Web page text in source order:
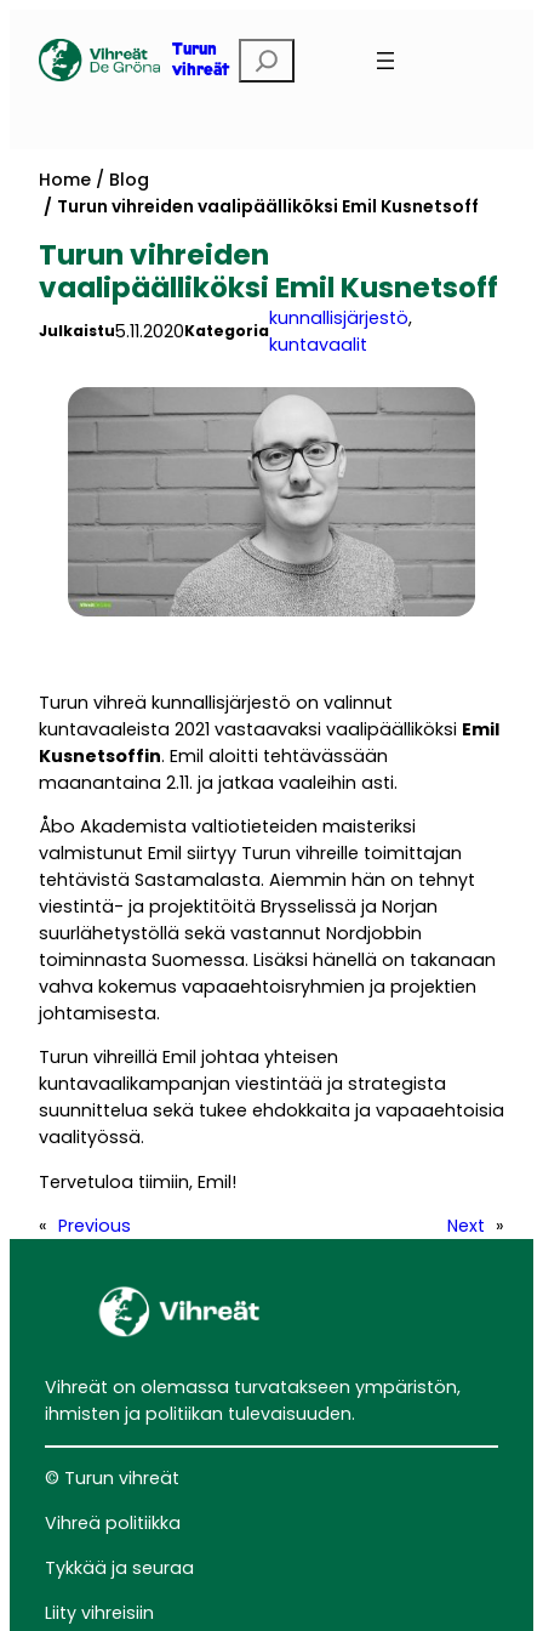
content
Turun
vihreät
Etsi
Home
Blog
Turun vihreiden vaalipäälliköksi Emil Kusnetsoff
Turun vihreiden
vaalipäälliköksi Emil Kusnetsoff
Julkaistu5.11.2020Kategoria
kunnallisjärjestö
kuntavaalit
Turun vihreä kunnallisjärjestö on valinnut
kuntavaaleista 2021 vastaavaksi vaalipäälliköksi Emil
Kusnetsoffin. Emil aloitti tehtävässään
maanantaina 2.11. ja jatkaa vaaleihin asti.
Åbo Akademista valtiotieteiden maisteriksi
valmistunut Emil siirtyy Turun vihreille toimittajan
tehtävistä Sastamalasta. Aiemmin hän on tehnyt
viestintä- ja projektitöitä Brysselissä ja Norjan
suurlähetystöllä sekä vastannut Nordjobbin
toiminnasta Suomessa. Lisäksi hänellä on takanaan
vahva kokemus vapaaehtoisryhmien ja projektien
johtamisesta.
Turun vihreillä Emil johtaa yhteisen
kuntavaalikampanjan viestintää ja strategista
suunnittelua sekä tukee ehdokkaita ja vapaaehtoisia
vaalityössä.
Tervetuloa tiimiin, Emil!
« Previous Next »
Vihreät on olemassa turvatakseen ympäristön,
ihmisten ja politiikan tulevaisuuden.
© Turun vihreät
Vihreä politiikka
Tykkää ja seuraa
Liity vihreisiin